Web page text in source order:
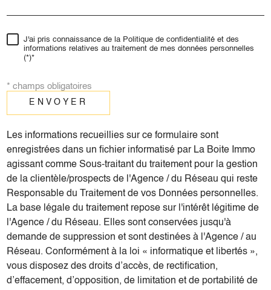
J'ai pris connaissance de la Politique de confidentialité et des
informations relatives au traitement de mes données personnelles
(*)*
* champs obligatoires
ENVOYER
Les informations recueillies sur ce formulaire sont
enregistrées dans un fichier informatisé par La Boite Immo
agissant comme Sous-traitant du traitement pour la gestion
de la clientèle/prospects de l'Agence / du Réseau qui reste
Responsable du Traitement de vos Données personnelles.
La base légale du traitement repose sur l'intérêt légitime de
l'Agence / du Réseau. Elles sont conservées jusqu'à
demande de suppression et sont destinées à l'Agence / au
Réseau. Conformément à la loi « informatique et libertés »,
vous disposez des droits d’accès, de rectification,
d’effacement, d’opposition, de limitation et de portabilité de